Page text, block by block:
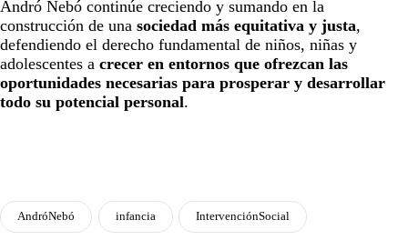
Andró Nebó continúe creciendo y sumando en la
construcción de una sociedad más equitativa y justa,
defendiendo el derecho fundamental de niños, niñas y
adolescentes a crecer en entornos que ofrezcan las
oportunidades necesarias para prosperar y desarrollar
todo su potencial personal.
AndróNebó infancia IntervenciónSocial